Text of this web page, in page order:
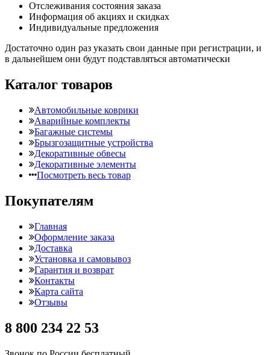
Отслеживания состояния заказа
Информация об акциях и скидках
Индивидуальные предложения
Достаточно один раз указать свои данные при регистрации, и
в дальнейшем они будут подставляться автоматически
Каталог товаров
Автомобильные коврики
Аварийные комплекты
Багажные системы
Брызгозащитные устройства
Декоративные обвесы
Декоративные элементы
Посмотреть весь товар
Покупателям
Главная
Оформление заказа
Доставка
Установка и самовывоз
Гарантия и возврат
Контакты
Карта сайта
Отзывы
8 800 234 22 53